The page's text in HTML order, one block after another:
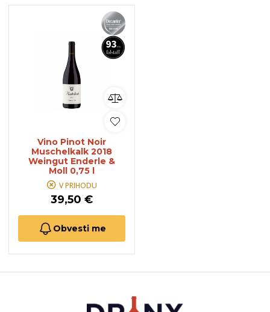
Vino Pinot Noir
Muschelkalk 2018
Weingut Enderle &
Moll 0,75 l
V PRIHODU
39,50 €
Obvesti me